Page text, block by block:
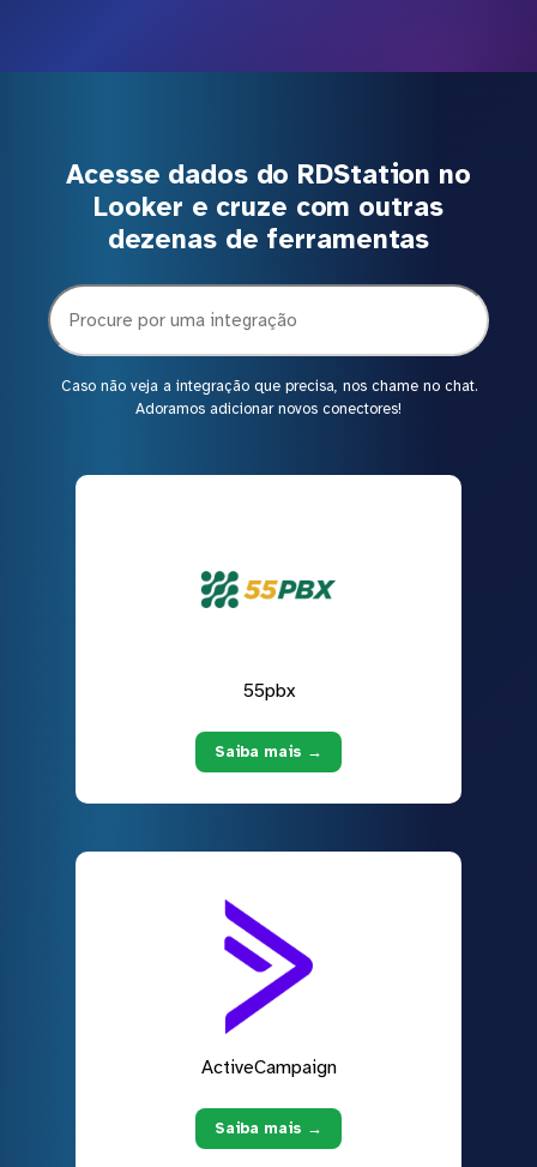
Acesse dados do RDStation no
Looker e cruze com outras
dezenas de ferramentas
Caso não veja a integração que precisa, nos chame no chat.
Adoramos adicionar novos conectores!
55pbx
Saiba mais →
ActiveCampaign
Saiba mais →